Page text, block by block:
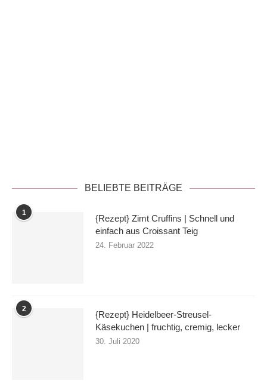
BELIEBTE BEITRÄGE
1
{Rezept} Zimt Cruffins | Schnell und
einfach aus Croissant Teig
24. Februar 2022
2
{Rezept} Heidelbeer-Streusel-
Käsekuchen | fruchtig, cremig, lecker
30. Juli 2020